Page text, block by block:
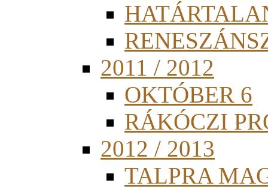
2011 / 2012
OKTÓBER 6
RÁKÓCZI
2012 / 2013
TALPRA